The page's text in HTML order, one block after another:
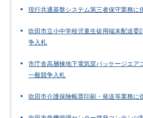
現行共通基盤システム第三者保守業務に
吹田市立小中学校児童生徒用端末配送委
争入札
市庁舎高層棟地下電気室パッケージエア
一般競争入札
吹田市介護保険帳票印刷・発送等業務に